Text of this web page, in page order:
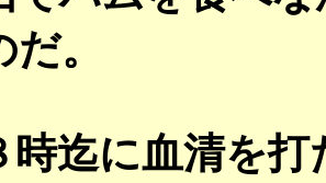
。
時迄に血清を